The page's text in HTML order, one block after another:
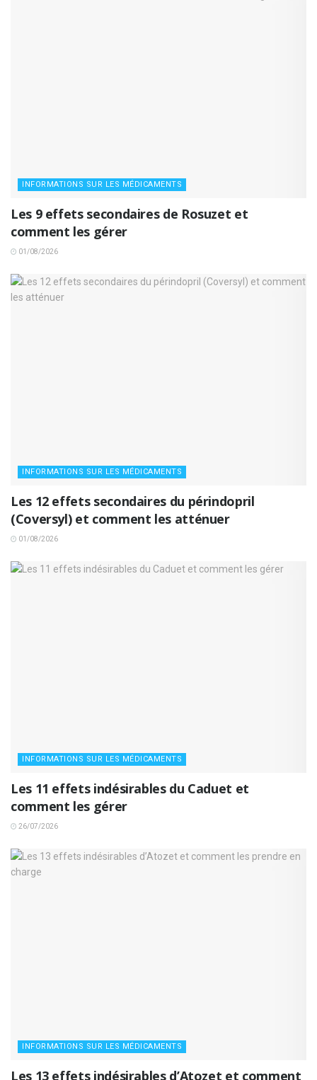
INFORMATIONS SUR LES MÉDICAMENTS
Les 9 effets secondaires de Rosuzet et
comment les gérer
01/08/2026
INFORMATIONS SUR LES MÉDICAMENTS
Les 12 effets secondaires du périndopril
(Coversyl) et comment les atténuer
01/08/2026
INFORMATIONS SUR LES MÉDICAMENTS
Les 11 effets indésirables du Caduet et
comment les gérer
26/07/2026
INFORMATIONS SUR LES MÉDICAMENTS
Les 13 effets indésirables d’Atozet et comment